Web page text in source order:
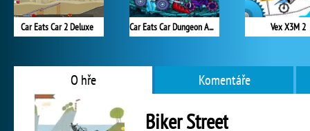
Car Eats Car 2 Deluxe Car Eats Car Dungeon Adventure Vex X3M 2
O hře Komentáře
Biker Street